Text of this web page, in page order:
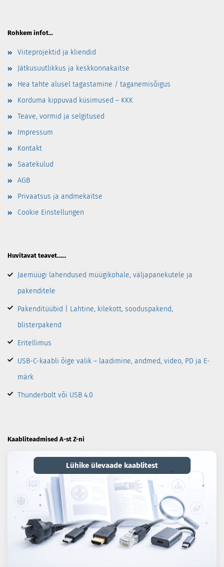
Rohkem infot...
Viiteprojektid ja kliendid
Jätkusuutlikkus ja keskkonnakaitse
Hea tahte alusel tagastamine / taganemisõigus
Korduma kippuvad küsimused – KKK
Teave, vormid ja selgitused
Impressum
Kontakt
Saatekulud
AGB
Privaatsus ja andmekaitse
Cookie Einstellungen
Huvitavat teavet……
Jaemüügi lahendused müügikohale, väljapanekutele ja
pakenditele
Pakenditüübid | Lahtine, kilekott, sooduspakend,
blisterpakend
Eritellimus
USB-C-kaabli õige valik – laadimine, andmed, video, PD ja E-
märk
Thunderbolt või USB 4.0
Kaabliteadmised A-st Z-ni
Lühike ülevaade kaablitest